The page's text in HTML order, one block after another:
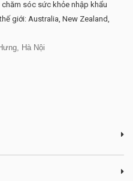
sóc sức khỏe nhập khẩu
giới: Australia, New Zealand,
Hà Nội